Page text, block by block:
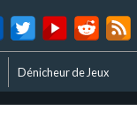
Dénicheur de Jeux